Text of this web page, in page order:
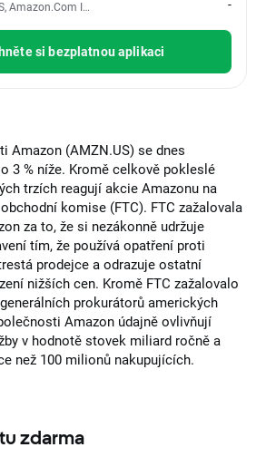
Amazon.com Inc
-
si bezplatnou aplikaci
Amazon (AMZN.US) se dnes
3 % níže. Kromě celkově pokleslé
trzích reagují akcie Amazonu na
komise (FTC). FTC zažalovala
za to, že si nezákonně udržuje
tím, že používá opatření proti
prodejce a odrazuje ostatní
nižších cen. Kromě FTC zažalovalo
prokurátorů amerických
Amazon údajně ovlivňují
v hodnotě stovek miliard ročně a
než 100 milionů nakupujících.
zdarma